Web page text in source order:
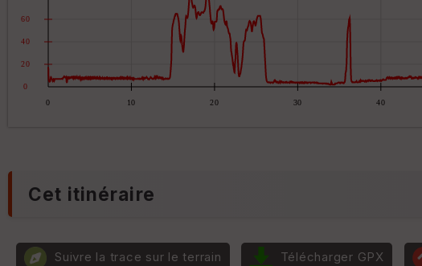
Cet itinéraire
Suivre la trace sur le terrain Télécharger GPX